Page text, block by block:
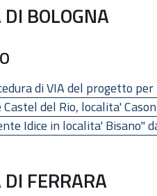
BOLOGNA
di VIA del progetto
del Rio, localita'
Idice in localita' Bisano"
FERRARA